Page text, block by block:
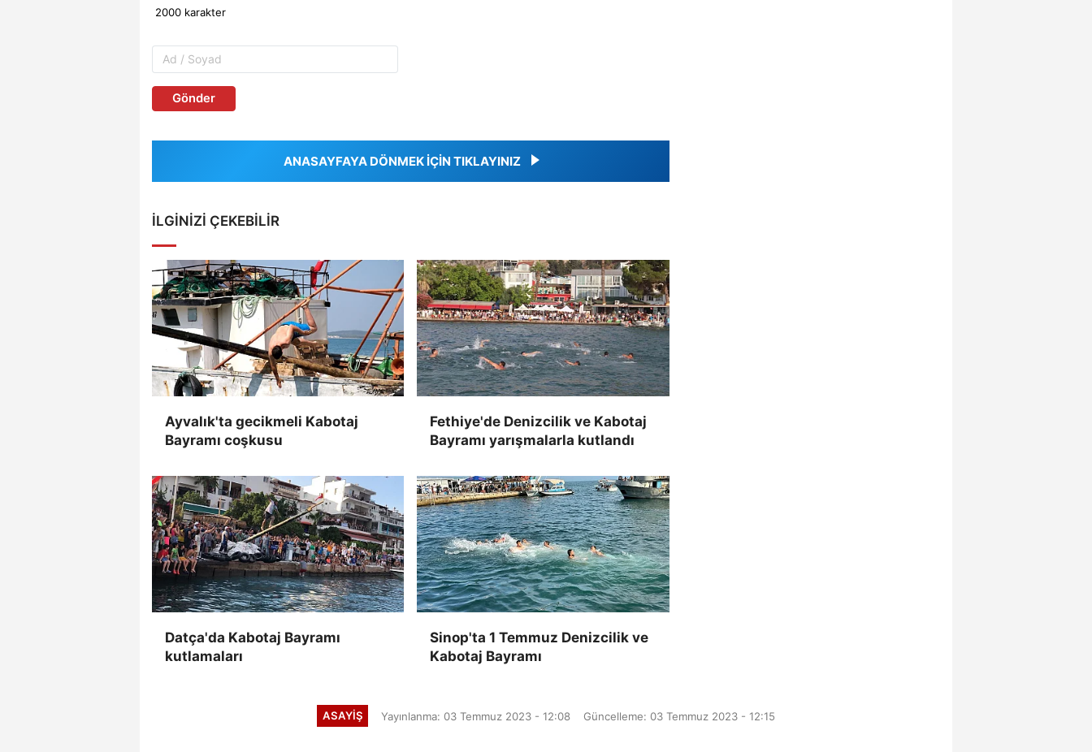
Gönder
ANASAYFAYA DÖNMEK İÇİN TIKLAYINIZ
İLGINIZI ÇEKEBILIR
Ayvalık'ta gecikmeli Kabotaj
Bayramı coşkusu
Fethiye'de Denizcilik ve Kabotaj
Bayramı yarışmalarla kutlandı
Datça'da Kabotaj Bayramı
kutlamaları
Sinop'ta 1 Temmuz Denizcilik ve
Kabotaj Bayramı
ASAYİŞ Yayınlanma: 03 Temmuz 2023 - 12:08 Güncelleme: 03 Temmuz 2023 - 12:15